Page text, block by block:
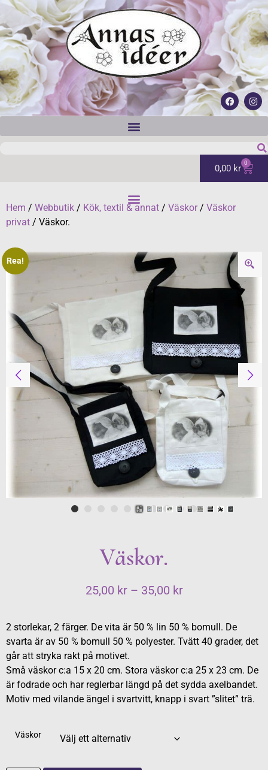
0,00 kr 0
Hem / Webbutik / Kök, textil & annat / Väskor/ Väskor
privat / Väskor.
Rea!
Väskor.
25,00 kr – 35,00 kr
2 storlekar, 2 färger. De vita är 50 % lin 50 % bomull. De
svarta är av 50 % bomull 50 % polyester. Tvätt 40 grader, det
går att stryka rakt på motivet.
Små väskor c:a 15 x 20 cm. Stora väskor c:a 25 x 23 cm. De
är fodrade och har reglerbar längd på det sydda axelbandet.
Motiv med vilande ängel i svartvitt, knapp i svart ”slitet” trä.
Väskor